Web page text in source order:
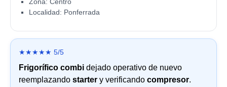
Localidad: Ponferrada
★★★★★ 5/5
Frigorífico combi dejado operativo de nuevo
reemplazando starter y verificando compresor.